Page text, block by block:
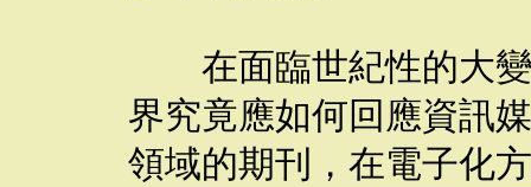
在面臨世紀性的大變
界究竟應如何回應資訊
領域的期刊，在電子化